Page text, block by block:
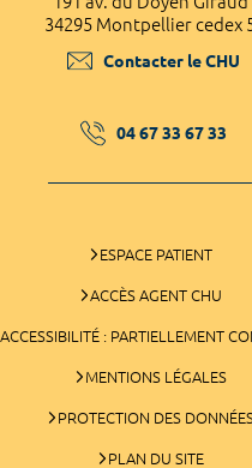
34295 Montpellier cedex
Contacter le CHU
04 67 33 67 33
ESPACE PATIENT
ACCÈS AGENT CHU
ACCESSIBILITÉ : PARTIELLEMENT
MENTIONS LÉGALES
PROTECTION DES
PLAN DU SITE